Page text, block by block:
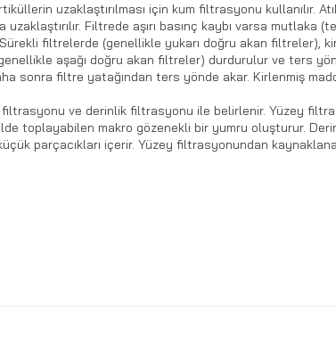
uzaklaştırılması için kum filtrasyonu kullanılır.
Filtrede aşırı basınç kaybı varsa mutlaka
filtrelerde (genellikle yukarı doğru akan
aşağı doğru akan filtreler) durdurulur ve ters
sonra filtre yatağından ters yönde akar. Kirlenmiş
ve derinlik filtrasyonu ile belirlenir. Yüzey
toplayabilen makro gözenekli bir yumru oluşturur.
parçacıkları içerir. Yüzey filtrasyonundan